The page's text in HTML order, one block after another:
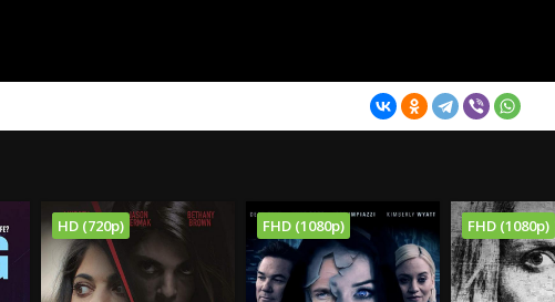
HD (720p) FHD (1080p) FHD (1080p)